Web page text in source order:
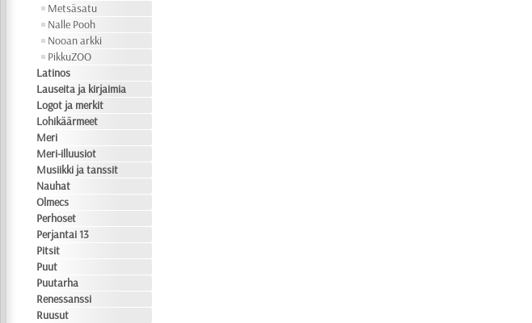
Metsäsatu
Nalle Pooh
Nooan arkki
PikkuZOO
Latinos
Lauseita ja kirjaimia
Logot ja merkit
Lohikäärmeet
Meri
Meri-illuusiot
Musiikki ja tanssit
Nauhat
Olmecs
Perhoset
Perjantai 13
Pitsit
Puut
Puutarha
Renessanssi
Ruusut